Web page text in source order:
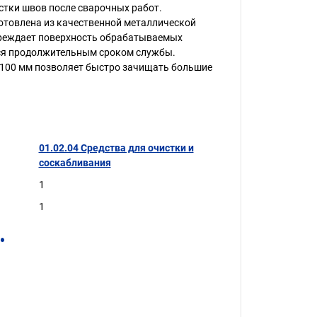
швов после сварочных работ.
из качественной металлической
поверхность обрабатываемых
продолжительным сроком службы.
мм позволяет быстро зачищать большие
01.02.04 Средства для очистки и
соскабливания
1
1